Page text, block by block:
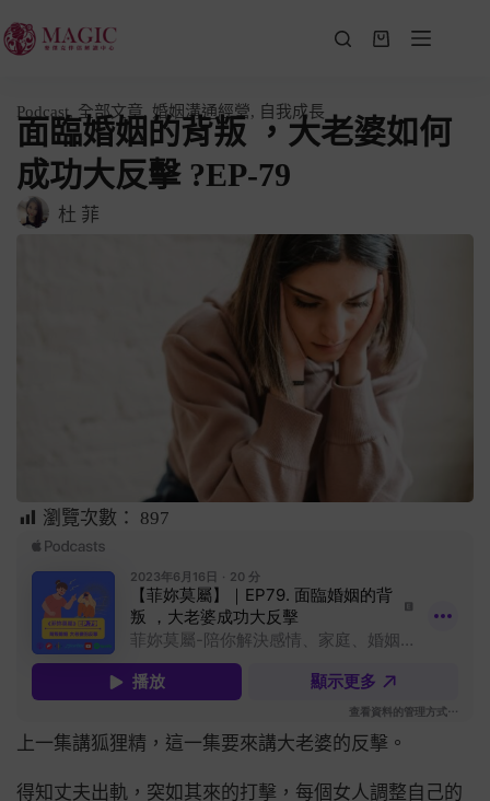
Podcast, 全部文章, 婚姻溝通經營, 自我成長
面臨婚姻的背叛 ，大老婆如何
成功大反擊 ?EP-79
杜 菲
瀏覽次數： 897
上一集講狐狸精，這一集要來講大老婆的反擊。
得知丈夫出軌，突如其來的打擊，每個女人調整自己的